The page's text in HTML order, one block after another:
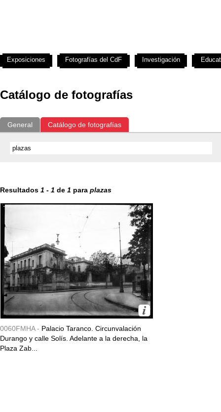
Catálogo de fotografías
General Catálogo de fotografías
Resultados 1 - 1 de 1 para plazas
0060FMHA - Palacio Taranco. Circunvalación
Durango y calle Solís. Adelante a la derecha, la
Plaza Zab...
Exposiciones Fotografías del CdF Investigación